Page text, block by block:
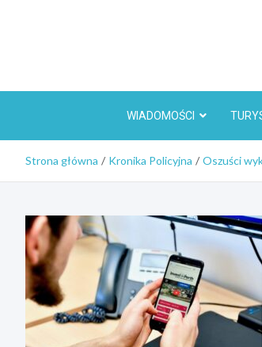
WIADOMOŚCI
Strona główna Kronika Policyjna Oszuści